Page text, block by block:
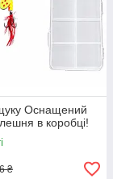
Оснащений
в коробці!
₴